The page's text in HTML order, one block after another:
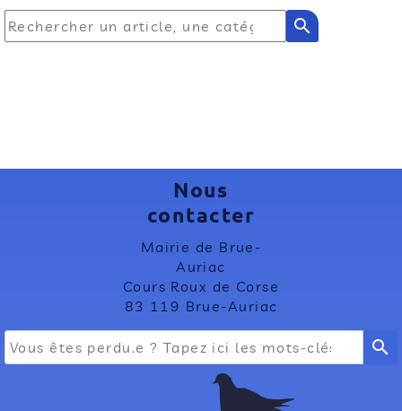
search
Nous
contacter
Mairie de Brue-
Auriac
Cours Roux de Corse
83 119 Brue-Auriac
search